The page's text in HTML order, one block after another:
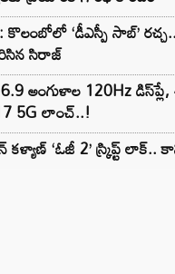
కొలంబోలో ‘డీఎస్పీ సాబ్’
సిరాజ్
అంగుళాల 120Hz
5G లాంచ్..!
‘ఓజీ 2’ స్క్రిప్ట్ లాక్..